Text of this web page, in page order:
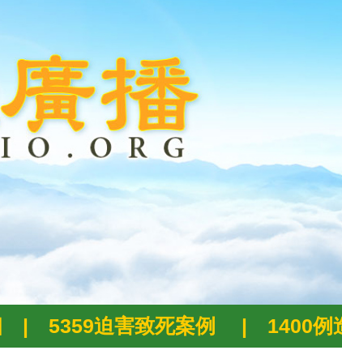
| 5359迫害致死案例 | 1400例